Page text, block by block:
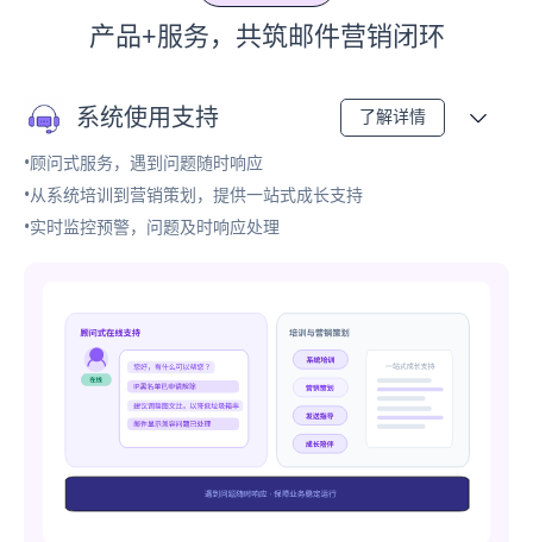
产品+服务，共筑邮件营销闭环
系统使用支持 了解详情
•顾问式服务，遇到问题随时响应
•从系统培训到营销策划，提供一站式成长支持
•实时监控预警，问题及时响应处理